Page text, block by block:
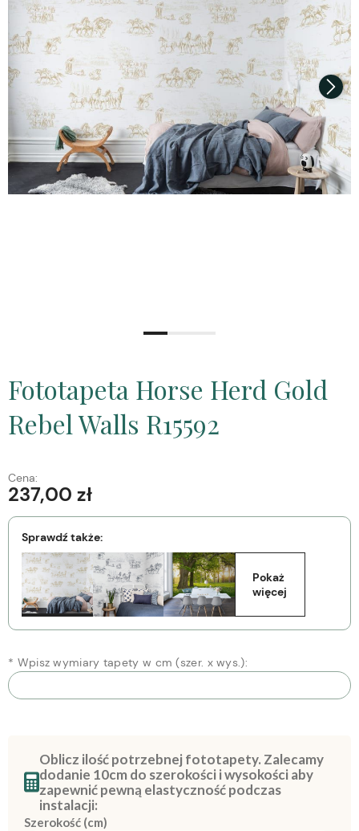
Fototapeta Horse Herd Gold
Rebel Walls R15592
Cena:
237,00 zł
Sprawdź także:
Pokaż
więcej
* Wpisz wymiary tapety w cm (szer. x wys.):
Oblicz ilość potrzebnej fototapety. Zalecamy
dodanie 10cm do szerokości i wysokości aby
zapewnić pewną elastyczność podczas
instalacji:
Szerokość (cm)